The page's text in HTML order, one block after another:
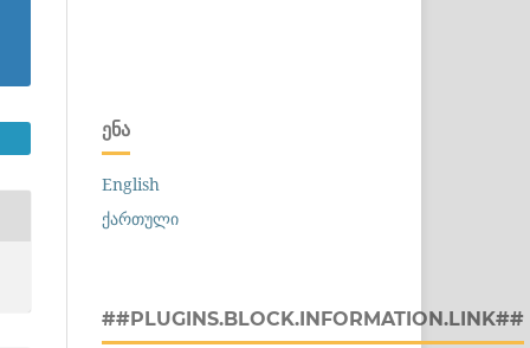
ᲔᲜᲐ
English
ქართული
##PLUGINS.BLOCK.INFORMATION.LINK##